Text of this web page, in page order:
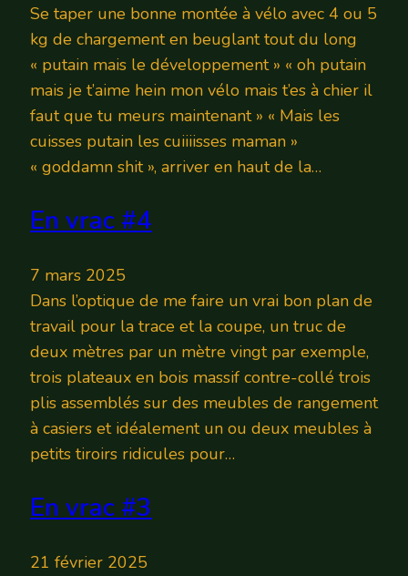
Se taper une bonne montée à vélo avec 4 ou 5
kg de chargement en beuglant tout du long
« putain mais le développement » « oh putain
mais je t’aime hein mon vélo mais t’es à chier il
faut que tu meurs maintenant » « Mais les
cuisses putain les cuiiiisses maman »
« goddamn shit », arriver en haut de la…
En vrac #4
7 mars 2025
Dans l’optique de me faire un vrai bon plan de
travail pour la trace et la coupe, un truc de
deux mètres par un mètre vingt par exemple,
trois plateaux en bois massif contre-collé trois
plis assemblés sur des meubles de rangement
à casiers et idéalement un ou deux meubles à
petits tiroirs ridicules pour…
En vrac #3
21 février 2025